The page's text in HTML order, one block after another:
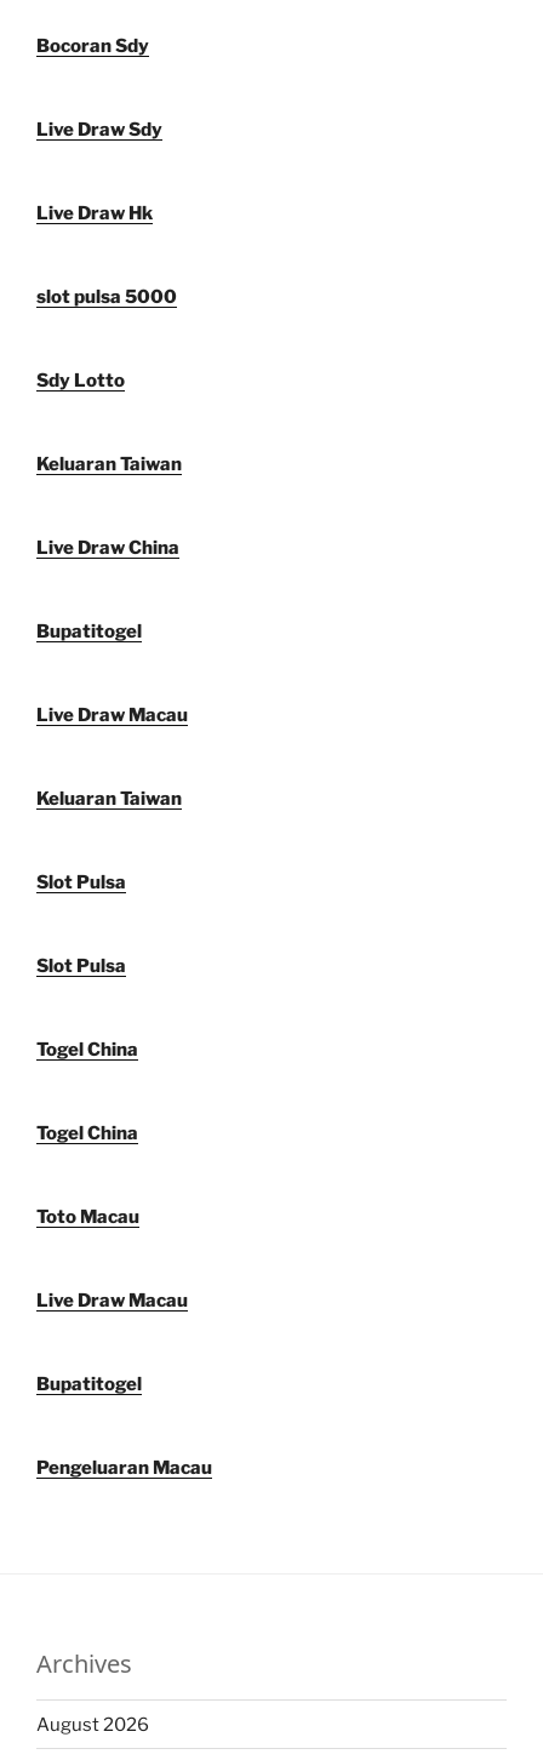
Bocoran Sdy
Live Draw Sdy
Live Draw Hk
slot pulsa 5000
Sdy Lotto
Keluaran Taiwan
Live Draw China
Bupatitogel
Live Draw Macau
Keluaran Taiwan
Slot Pulsa
Slot Pulsa
Togel China
Togel China
Toto Macau
Live Draw Macau
Bupatitogel
Pengeluaran Macau
Archives
August 2026